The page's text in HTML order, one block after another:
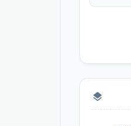
layers